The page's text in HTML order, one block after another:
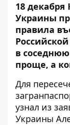
18
Украины
правила
в соседнюю
проще, а
Для
узнал из
Украины